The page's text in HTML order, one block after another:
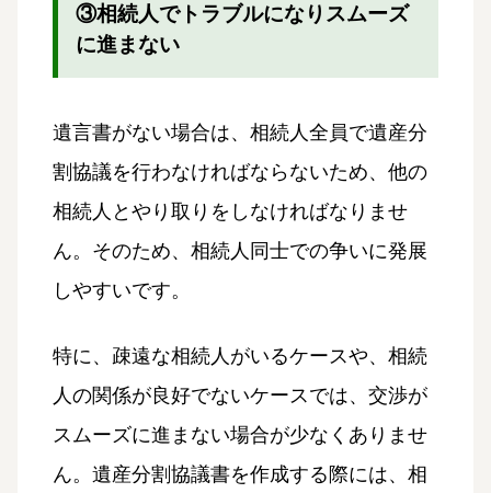
③相続人でトラブルになりスムーズ
に進まない
遺言書がない場合は、相続人全員で遺産分
割協議を行わなければならないため、他の
相続人とやり取りをしなければなりませ
ん。そのため、相続人同士での争いに発展
しやすいです。
特に、疎遠な相続人がいるケースや、相続
人の関係が良好でないケースでは、交渉が
スムーズに進まない場合が少なくありませ
ん。遺産分割協議書を作成する際には、相